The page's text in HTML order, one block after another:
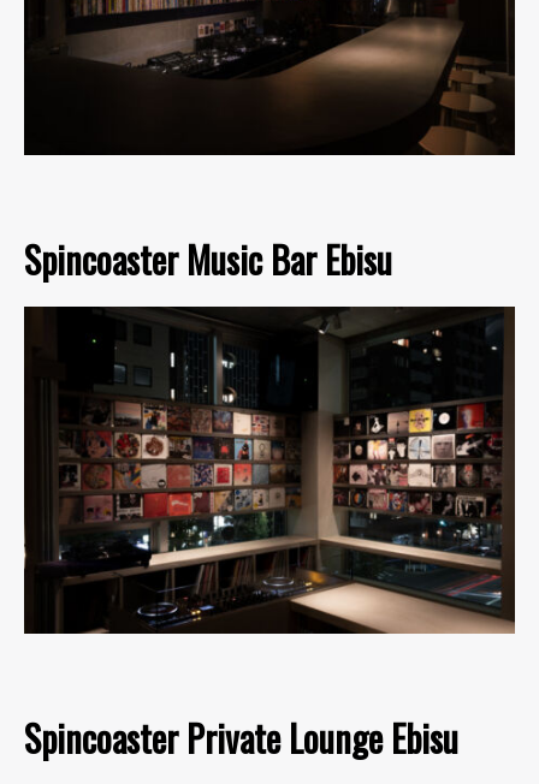
Spincoaster Music Bar Ebisu
Spincoaster Private Lounge Ebisu